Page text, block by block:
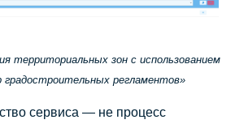
территориальных зон с использованием
градостроительных регламентов»
сервиса — не процесс